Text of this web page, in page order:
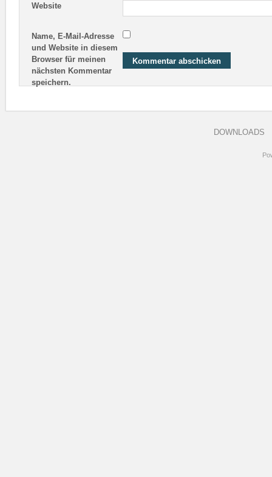
Website
Name, E-Mail-Adresse
und Website in diesem
Browser für meinen
nächsten Kommentar
speichern.
DOWNLOADS